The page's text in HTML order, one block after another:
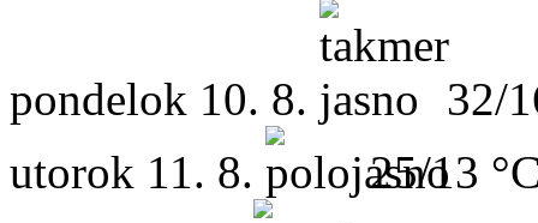
pondelok 10. 8.
32/
utorok 11. 8. 25/13